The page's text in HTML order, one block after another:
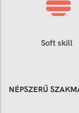
Soft skill
NÉPSZERŰ